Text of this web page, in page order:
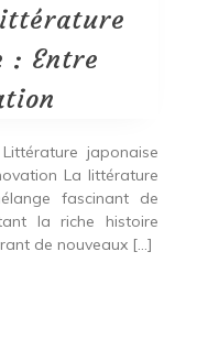
moderne
:
Entre
tradition
et
innovation
: Entre
japonaise
La littérature
fascinant de
la riche histoire
de nouveaux […]